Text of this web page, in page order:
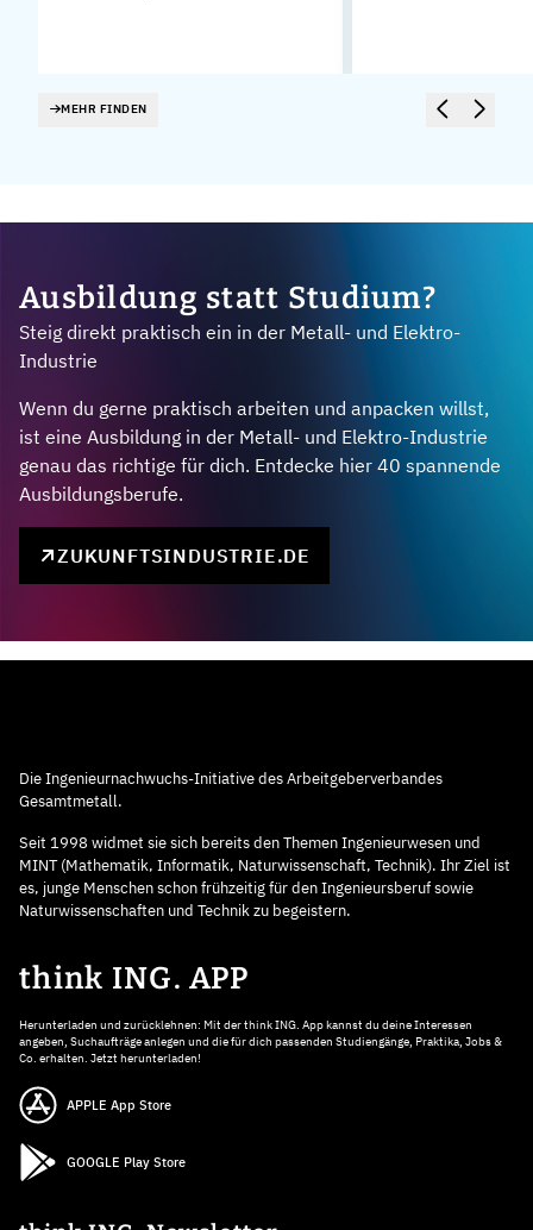
MEHR FINDEN
Ausbildung statt Studium?
Steig direkt praktisch ein in der Metall- und Elektro-
Industrie
Wenn du gerne praktisch arbeiten und anpacken willst,
ist eine Ausbildung in der Metall- und Elektro-Industrie
genau das richtige für dich. Entdecke hier 40 spannende
Ausbildungsberufe.
ZUKUNFTSINDUSTRIE.DE
Die Ingenieurnachwuchs-Initiative des Arbeitgeberverbandes
Gesamtmetall.
Seit 1998 widmet sie sich bereits den Themen Ingenieurwesen und
MINT (Mathematik, Informatik, Naturwissenschaft, Technik). Ihr Ziel ist
es, junge Menschen schon frühzeitig für den Ingenieursberuf sowie
Naturwissenschaften und Technik zu begeistern.
think ING. APP
Herunterladen und zurücklehnen: Mit der think ING. App kannst du deine Interessen
angeben, Suchaufträge anlegen und die für dich passenden Studiengänge, Praktika, Jobs &
Co. erhalten. Jetzt herunterladen!
APPLE App Store
GOOGLE Play Store